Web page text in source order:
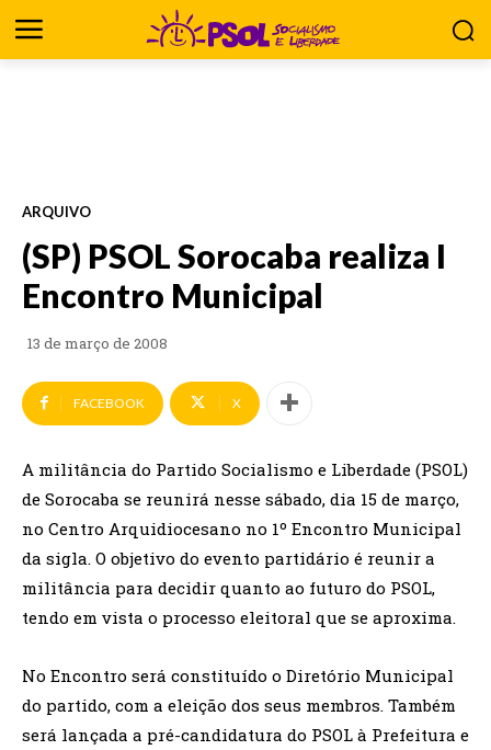
ARQUIVO
(SP) PSOL Sorocaba realiza I
Encontro Municipal
13 de março de 2008
FACEBOOK X
A militância do Partido Socialismo e Liberdade (PSOL)
de Sorocaba se reunirá nesse sábado, dia 15 de março,
no Centro Arquidiocesano no 1º Encontro Municipal
da sigla. O objetivo do evento partidário é reunir a
militância para decidir quanto ao futuro do PSOL,
tendo em vista o processo eleitoral que se aproxima.
No Encontro será constituído o Diretório Municipal
do partido, com a eleição dos seus membros. Também
será lançada a pré-candidatura do PSOL à Prefeitura e